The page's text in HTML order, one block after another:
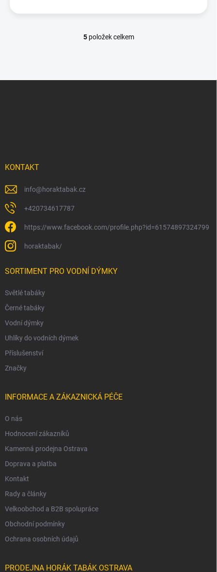
O
d
5položek celkem
KONTAKT
info@horaktabak.cz
+420734617787
https://www.facebook.com/profile.php?id=61574897324799
horaktabak/
SORTIMENT PRO VODNÍ DÝMKY
Světlé tabáky
Černé tabáky
Vodní dýmky
Uhlíky do vodních dýmek
Příslušenství
Značky
INFORMACE A ZÁKAZNICKÁ PÉČE
O nás
Hodnocení zákazníků
Kamenná prodejna Ostrava
Doprava a platba
Kontakt
Rady a články
Velkoobchod a B2B spolupráce
Obchodní podmínky
Ochrana osobních údajů
PRODEJNA HORÁK TABÁK OSTRAVA